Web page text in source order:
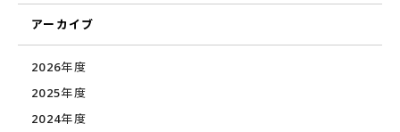
アーカイブ
2026年度
2025年度
2024年度